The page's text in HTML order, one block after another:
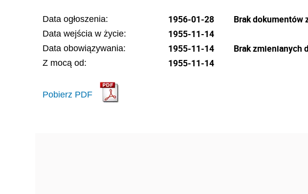
Data ogłoszenia: 1956-01-28
Data wejścia w życie: 1955-11-14
Data obowiązywania: 1955-11-14
Z mocą od: 1955-11-14
Pobierz PDF
Brak dokumentów
Brak zmienianych